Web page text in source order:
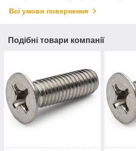
Всі умови повернення
Подібні товари компанії